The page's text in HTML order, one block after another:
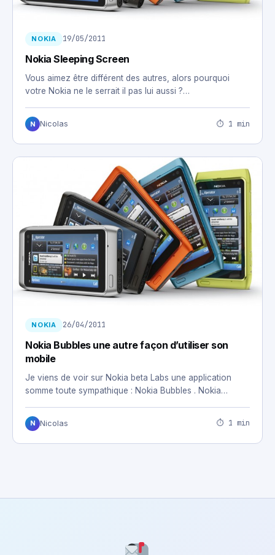
NOKIA 19/05/2011
Nokia Sleeping Screen
Vous aimez être différent des autres, alors pourquoi
votre Nokia ne le serrait il pas lui aussi ?…
N Nicolas ⏱ 1 min
NOKIA 26/04/2011
Nokia Bubbles une autre façon d’utiliser son
mobile
Je viens de voir sur Nokia beta Labs une application
somme toute sympathique : Nokia Bubbles . Nokia…
N Nicolas ⏱ 1 min